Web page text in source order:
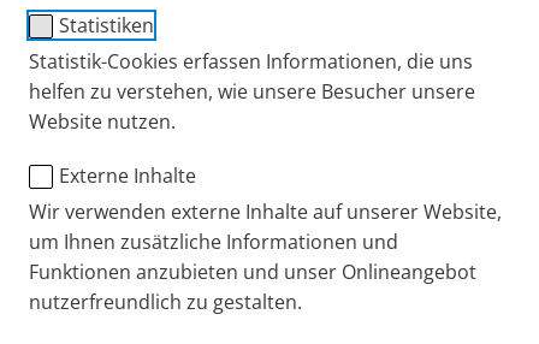
Statistiken
Statistik-Cookies erfassen Informationen, die uns
helfen zu verstehen, wie unsere Besucher unsere
Website nutzen.
Externe Inhalte
Wir verwenden externe Inhalte auf unserer Website,
um Ihnen zusätzliche Informationen und
Funktionen anzubieten und unser Onlineangebot
nutzerfreundlich zu gestalten.
Inhalationslösung produziert müssen relativ fein
sein, um in die Lunge gelangen zu können. Bei
Tröpfchen ≤ 5 µmspricht man deshalb auch von
lungengängigen Teilchen
EinInhalationsgerät
ist umso effizienter, je mehr
Wirkstoff pro Minute in der Lunge ankommt. Für die
Effizienz gibt es einen objektiven Parameter: die
Respirable Drug Delivery Rate (RDDR)